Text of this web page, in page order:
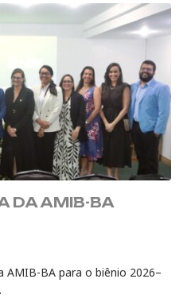
DA AMIB-BA
AMIB-BA para o biênio 2026–